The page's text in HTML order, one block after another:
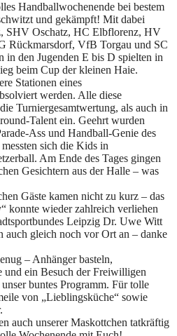
Handballwochenende bei bestem
und gekämpft! Mit dabei
SHV Oschatz, HC Elbflorenz, HV
Rückmarsdorf, VfB Torgau und SC
in den Jugenden E bis D spielten in
beim Cup der kleinen Haie.
Stationen eines
werden. Alle diese
Turniergesamtwertung, als auch in
Talent ein. Geehrt wurden
Ass und Handball-Genie des
sich die Kids in
Am Ende des Tages gingen
Gesichtern aus der Halle – was
Gäste kamen nicht zu kurz – das
konnte wieder zahlreich verliehen
Leipzig Dr. Uwe Witt
auch gleich noch vor Ort an – danke
– Anhänger basteln,
und ein Besuch der Freiwilligen
buntes Programm. Für tolle
von „Lieblingsküche“ sowie
auch unserer Maskottchen tatkräftig